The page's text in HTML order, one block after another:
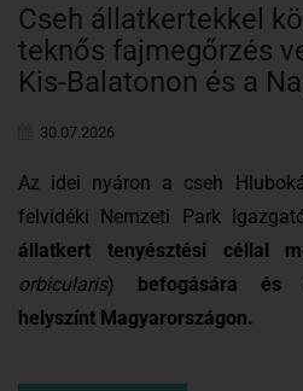
Cseh állatkertekkel
teknős fajmegőrzés
Kis-Balatonon és a
30.07.2026
Az idei nyáron a cseh
felvidéki Nemzeti Park
állatkert tenyésztési céllal
orbicularis)
befogására és
helyszínt Magyarországon.